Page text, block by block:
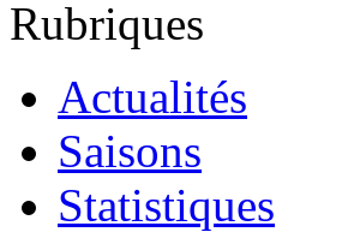
Rubriques
Actualités
Saisons
Statistiques